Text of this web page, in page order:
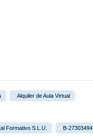
Alquiler de Aula Virtual
Formativo S.L.U. B-27303494